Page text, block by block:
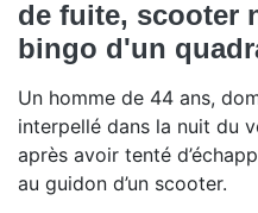
de fuite, scooter
bingo d'un
Un homme de 44 ans,
interpellé dans la nuit du
après avoir tenté
au guidon d’un scooter.